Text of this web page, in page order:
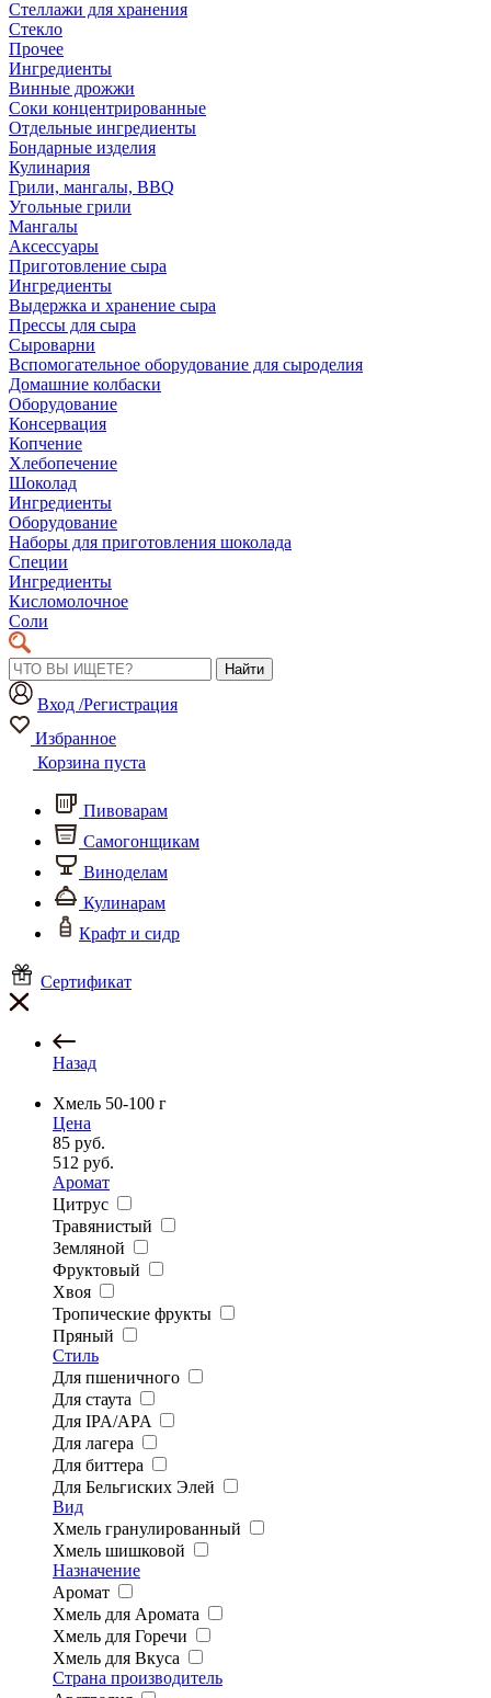
Стеллажи для хранения
Стекло
Прочее
Ингредиенты
Винные дрожжи
Соки концентрированные
Отдельные ингредиенты
Бондарные изделия
Кулинария
Грили, мангалы, BBQ
Угольные грили
Мангалы
Аксессуары
Приготовление сыра
Ингредиенты
Выдержка и хранение сыра
Прессы для сыра
Сыроварни
Вспомогательное оборудование для сыроделия
Домашние колбаски
Оборудование
Консервация
Копчение
Хлебопечение
Шоколад
Ингредиенты
Оборудование
Наборы для приготовления шоколада
Специи
Ингредиенты
Кисломолочное
Соли
Найти
Вход /Регистрация
Избранное
Корзина пуста
Пивоварам
Самогонщикам
Виноделам
Кулинарам
Крафт и сидр
Сертификат
Назад
Хмель 50-100 г
Цена
85 руб.
512 руб.
Аромат
Цитрус
Травянистый
Земляной
Фруктовый
Хвоя
Тропические фрукты
Пряный
Стиль
Для пшеничного
Для стаута
Для IPA/APA
Для лагера
Для биттера
Для Бельгиских Элей
Вид
Хмель гранулированный
Хмель шишковой
Назначение
Аромат
Хмель для Аромата
Хмель для Горечи
Хмель для Вкуса
Страна производитель